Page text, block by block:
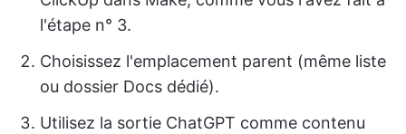
l'étape n° 3.
Choisissez l'emplacement parent (même liste
ou dossier Docs dédié).
Utilisez la sortie ChatGPT comme contenu